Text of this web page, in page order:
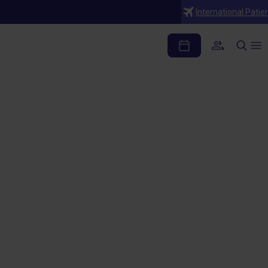
International
¿Es posible?